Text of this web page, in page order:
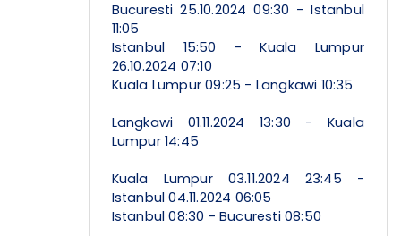
Bucuresti 25.10.2024 09:30 - Istanbul
11:05
Istanbul 15:50 - Kuala Lumpur
26.10.2024 07:10
Kuala Lumpur 09:25 - Langkawi 10:35
Langkawi 01.11.2024 13:30 - Kuala
Lumpur 14:45
Kuala Lumpur 03.11.2024 23:45 -
Istanbul 04.11.2024 06:05
Istanbul 08:30 - Bucuresti 08:50